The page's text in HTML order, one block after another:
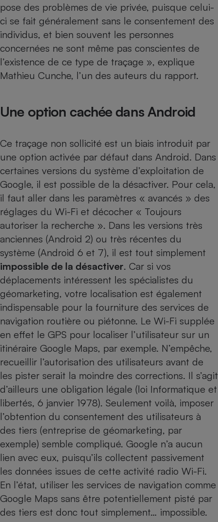
pose des problèmes de vie privée, puisque celui-
ci se fait généralement sans le consentement des
individus, et bien souvent les personnes
concernées ne sont même pas conscientes de
l’existence de ce type de traçage », explique
Mathieu Cunche, l’un des auteurs du rapport.
Une option cachée dans Android
Ce traçage non sollicité est un biais introduit par
une option activée par défaut dans Android. Dans
certaines versions du système d’exploitation de
Google, il est possible de la désactiver. Pour cela,
il faut aller dans les paramètres « avancés » des
réglages du Wi-Fi et décocher « Toujours
autoriser la recherche ». Dans les versions très
anciennes (Android 2) ou très récentes du
système (Android 6 et 7), il est tout simplement
impossible de la désactiver. Car si vos
déplacements intéressent les spécialistes du
géomarketing, votre localisation est également
indispensable pour la fourniture des services de
navigation routière ou piétonne. Le Wi-Fi supplée
en effet le GPS pour localiser l’utilisateur sur un
itinéraire Google Maps, par exemple. N’empêche,
recueillir l’autorisation des utilisateurs avant de
les pister serait la moindre des corrections. Il s’agit
d’ailleurs une obligation légale (loi Informatique et
libertés, 6 janvier 1978). Seulement voilà, imposer
l’obtention du consentement des utilisateurs à
des tiers (entreprise de géomarketing, par
exemple) semble compliqué. Google n’a aucun
lien avec eux, puisqu’ils collectent passivement
les données issues de cette activité radio Wi-Fi.
En l’état, utiliser les services de navigation comme
Google Maps sans être potentiellement pisté par
des tiers est donc tout simplement… impossible.
Climatiseur -
Ventilateur
Cafetière à expressos
Robot ménager
Antivirus
Climatiseur -
Ventilateur